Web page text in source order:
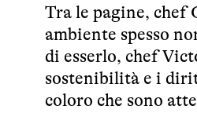
Tra le pagine, chef
ambiente spesso
di esserlo, chef
sostenibilità e i
coloro che sono